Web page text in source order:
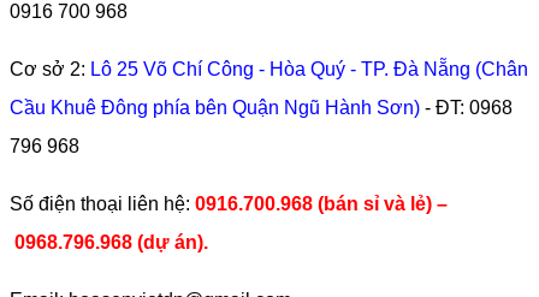
0916 700 968
Cơ sở 2: Lô 25 Võ Chí Công - Hòa Quý - TP. Đà Nẵng (Chân
Cầu Khuê Đông phía bên Quận Ngũ Hành Sơn) - ĐT: 0968
796 968
​Số điện thoại liên hệ: 0916.700.968 (bán sỉ và lẻ) –
0968.796.968 (dự án).